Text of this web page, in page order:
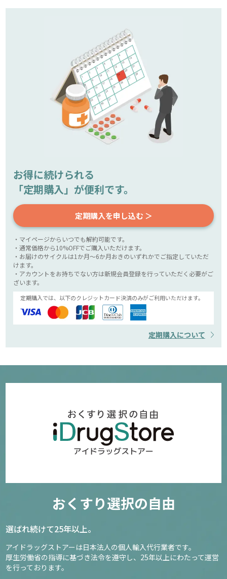
お得に続けられる
「定期購入」が便利です。
定期購入を申し込む ＞
・マイページからいつでも解約可能です。
・通常価格から10%OFFでご購入いただけます。
・お届けのサイクルは1か月～6か月おきのいずれかでご指定していただ
けます。
・アカウントをお持ちでない方は新規会員登録を行っていただく必要がご
ざいます。
定期購入では、以下のクレジットカード決済のみがご利用いただけます。
定期購入について
おくすり選択の自由
選ばれ続けて25年以上。
アイドラッグストアーは日本法人の個人輸入代行業者です。
厚生労働省の指導に基づき法令を遵守し、 25年以上にわたって運営
を行っております。